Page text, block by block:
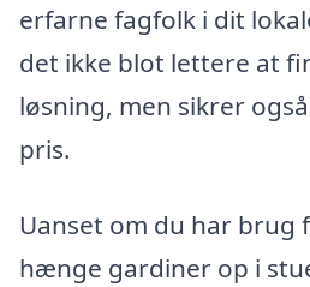
erfarne fagfolk i dit
det ikke blot lettere at
løsning, men sikrer
pris.
Uanset om du har
hænge gardiner op i